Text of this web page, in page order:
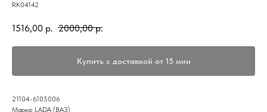
RK04142
1516,00 р. 2000,00 р.
Купить с доставкой от 15 мин
21104-6105006
Марка: LADA (ВАЗ)